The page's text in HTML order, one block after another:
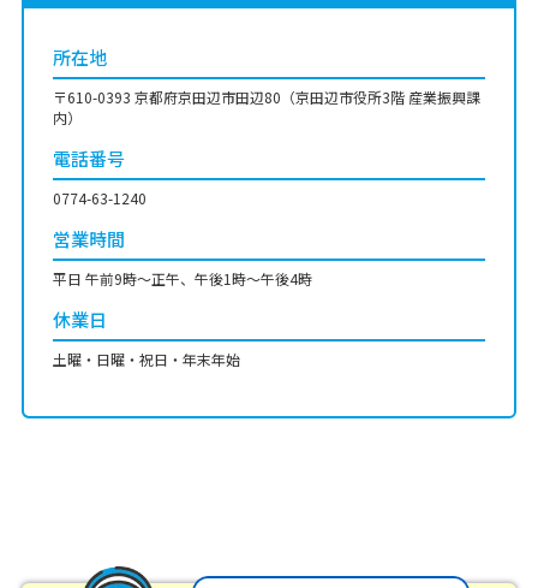
所在地
〒610-0393 京都府京田辺市田辺80（京田辺市役所3階 産業振興課
内）
電話番号
0774-63-1240
営業時間
平日 午前9時～正午、午後1時〜午後4時
休業日
土曜・日曜・祝日・年末年始